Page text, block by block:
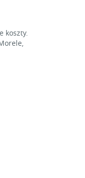
koszty.